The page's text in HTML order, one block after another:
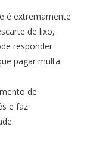
é extremamente
de lixo,
responder
pagar multa.
de
e faz